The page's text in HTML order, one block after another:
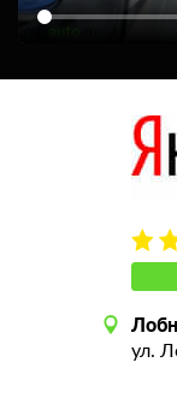
ул.